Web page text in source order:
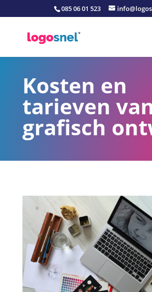
085 06 01 523
Kosten en
tarieven
grafisch